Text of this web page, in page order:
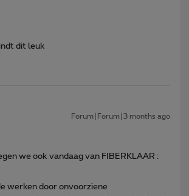
dit leuk
Forum|Forum|3 months ago
we ook vandaag van FIBERKLAAR :
werken door onvoorziene